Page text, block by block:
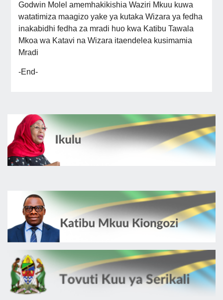
Godwin Molel amemhakikishia Waziri Mkuu kuwa
watatimiza maagizo yake ya kutaka Wizara ya fedha
inakabidhi fedha za mradi huo kwa Katibu Tawala
Mkoa wa Katavi na Wizara itaendelea kusimamia
Mradi
-End-